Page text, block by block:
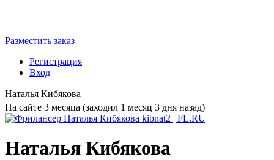
Разместить заказ
Регистрация
Вход
Наталья Кибякова
На сайте 3 месяца (заходил 1 месяц 3 дня назад)
Наталья Кибякова